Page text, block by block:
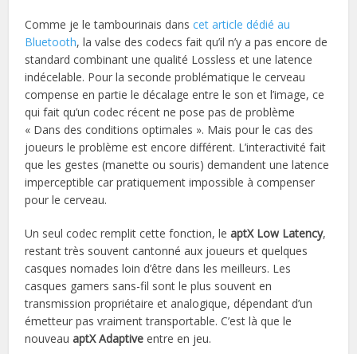
Comme je le tambourinais danscet article dédié au
Bluetooth, la valse des codecs fait qu’il n’y a pas encore de
standard combinant une qualité Lossless et une latence
indécelable. Pour la seconde problématique le cerveau
compense en partie le décalage entre le son et l’image, ce
qui fait qu’un codec récent ne pose pas de problème
« Dans des conditions optimales ». Mais pour le cas des
joueurs le problème est encore différent. L’interactivité fait
que les gestes (manette ou souris) demandent une latence
imperceptible car pratiquement impossible à compenser
pour le cerveau.
Un seul codec remplit cette fonction, leaptX Low Latency,
restant très souvent cantonné aux joueurs et quelques
casques nomades loin d’être dans les meilleurs. Les
casques gamers sans-fil sont le plus souvent en
transmission propriétaire et analogique, dépendant d’un
émetteur pas vraiment transportable. C’est là que le
nouveauaptX Adaptive entre en jeu.